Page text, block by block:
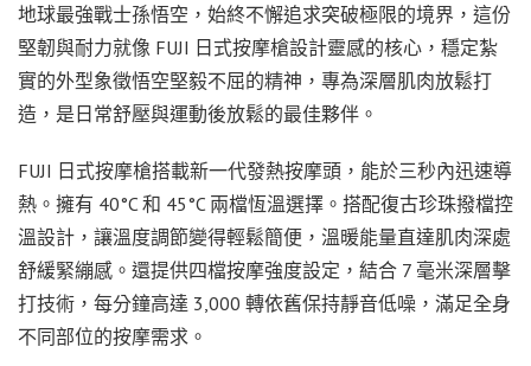
地球最強戰士孫悟空，始終不懈追求突破極限的境界，這份
堅韌與耐力就像 FUJI 日式按摩槍設計靈感的核心，穩定紮
實的外型象徵悟空堅毅不屈的精神，專為深層肌肉放鬆打
造，是日常舒壓與運動後放鬆的最佳夥伴。
FUJI 日式按摩槍搭載新一代發熱按摩頭，能於三秒內迅速導
熱。擁有 40°C 和 45°C 兩檔恆溫選擇。搭配復古珍珠撥檔控
溫設計，讓溫度調節變得輕鬆簡便，溫暖能量直達肌肉深處
舒緩緊繃感。還提供四檔按摩強度設定，結合 7 毫米深層擊
打技術，每分鐘高達 3,000 轉依舊保持靜音低噪，滿足全身
不同部位的按摩需求。